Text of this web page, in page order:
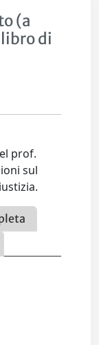
(a
di
prof.
sul